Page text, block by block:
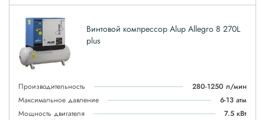
Винтовой компрессор Alup Allegro 8 270L
plus
Производительность
280-1250 л/мин
Максимальное давление
6-13 атм
Мощность двигателя
7.5 кВт